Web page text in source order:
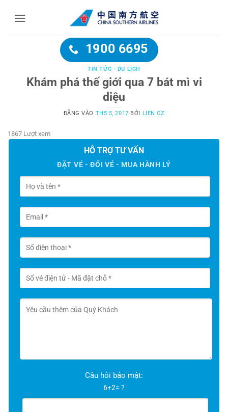
1900 6695
TIN TỨC - DU LỊCH
Khám phá thế giới qua 7 bát mì vi
diệu
ĐĂNG VÀO TH5 5, 2017 BỞI LIEN CZ
1867 Lượt xem
HỖ TRỢ TƯ VẤN
ĐẶT VÉ - ĐỔI VÉ - MUA HÀNH LÝ
Câu hỏi bảo mật:
6+2= ?